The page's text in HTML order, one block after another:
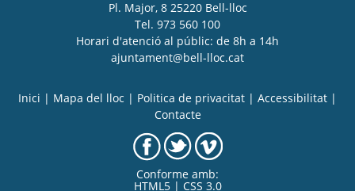
Pl. Major, 8 25220 Bell-lloc
Tel. 973 560 100
Horari d'atenció al públic: de 8h a 14h
ajuntament@bell-lloc.cat
Inici | Mapa del lloc | Politica de privacitat | Accessibilitat |
Contacte
Conforme amb:
HTML5 | CSS 3.0